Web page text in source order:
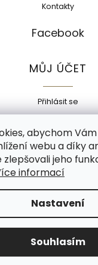
abychom
webu a díky
jeho
informací
Nastavení
Souhlasím
Kontakty
Facebook
MŮJ ÚČET
Přihlásit se
Registrace
Historie objednávek
Adresy
Odhlásit se
Vytvořil Shoptet
Ecokorek. Všechna